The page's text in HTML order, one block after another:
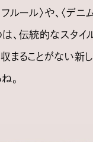
ルール〉や、〈デニ
、伝統的なスタイ
まることがない新
。